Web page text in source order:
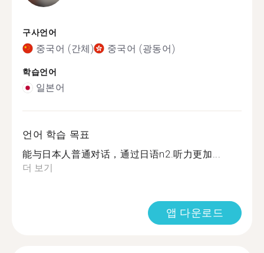
구사언어
중국어 (간체) 중국어 (광동어)
학습언어
일본어
언어 학습 목표
能与日本人普通对话，通过日语n2.听力更加...
더 보기
앱 다운로드